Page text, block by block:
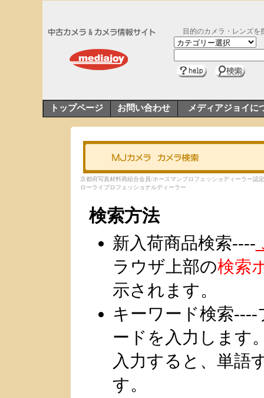
目的のカメラ・レンズを
トップページ お問い合わせ メディアジョイに
京都府写真材料商組合会員/ホースマンプロフェッショディーラー認
ローライプロフェッショナルディーラー
検索方法
新入荷商品検索----
ラウザ上部の検索
示されます。
キーワード検索
ードを入力します
入力すると、単語
す。